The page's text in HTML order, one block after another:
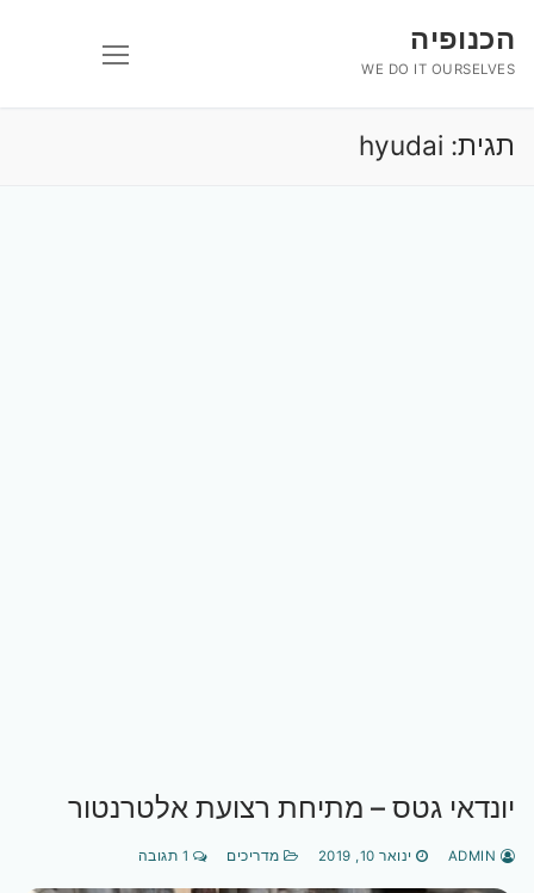
לתוכןהכנופיה
WE DO IT OURSELVES
תגית: hyudai
יונדאי גטס – מתיחת רצועת אלטרנטור
ינואר 10, 2019 מדריכים